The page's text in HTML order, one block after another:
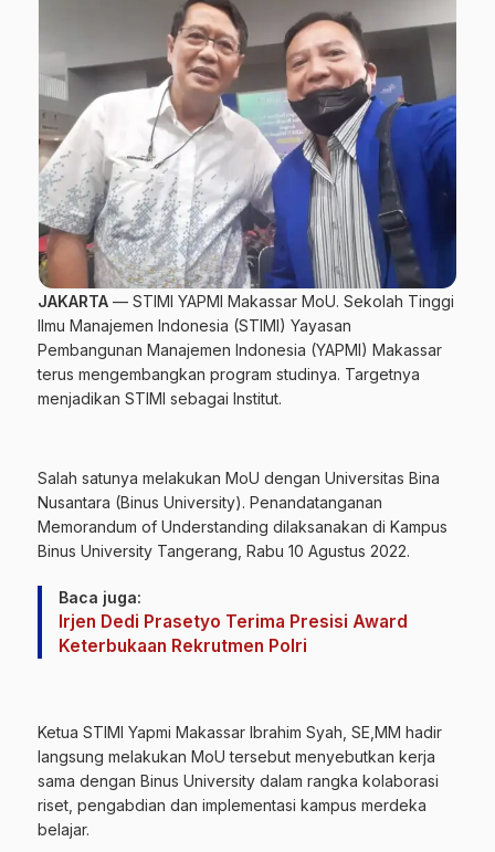
JAKARTA — STIMI YAPMI Makassar MoU. Sekolah Tinggi
Ilmu Manajemen Indonesia (STIMI) Yayasan
Pembangunan Manajemen Indonesia (YAPMI) Makassar
terus mengembangkan program studinya. Targetnya
menjadikan STIMI sebagai Institut.
Salah satunya melakukan MoU dengan Universitas Bina
Nusantara (Binus University). Penandatanganan
Memorandum of Understanding dilaksanakan di Kampus
Binus University Tangerang, Rabu 10 Agustus 2022.
Baca juga:
Irjen Dedi Prasetyo Terima Presisi Award
Keterbukaan Rekrutmen Polri
Ketua STIMI Yapmi Makassar Ibrahim Syah, SE,MM hadir
langsung melakukan MoU tersebut menyebutkan kerja
sama dengan Binus University dalam rangka kolaborasi
riset, pengabdian dan implementasi kampus merdeka
belajar.